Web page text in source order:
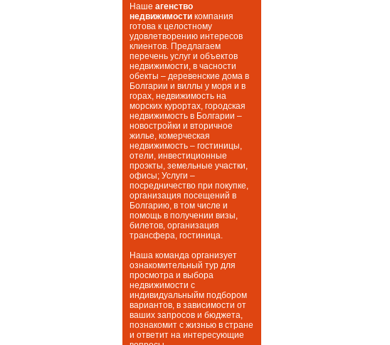
Наше агенство
недвижимости компания
готова к целостному
удовлетворению интересов
клиентов. Предлагаем
перечень услуг и объектов
недвижимости, в часности
обекты – деревенские дома в
Болгарии и виллы у моря и в
горах, недвижимость на
морских курортах, городская
недвижимость в Болгарии –
новостройки и вторичное
жилье, комерческая
недвижимость – гостиницы,
отели, инвестиционные
проэкты, земельные участки,
офисы; Услуги –
посредничество при покупке,
организация посещений в
Болгарию, в том числе и
помощь в получении визы,
билетов, организация
трансфера, гостиница.
Наша команда организует
ознакомительный тур для
просмотра и выбора
недвижимости с
индивидуальныйм подбором
вариантов, в зависимости от
ваших запросов и бюджета,
познакомит с жизнью в стране
и ответит на интересующие